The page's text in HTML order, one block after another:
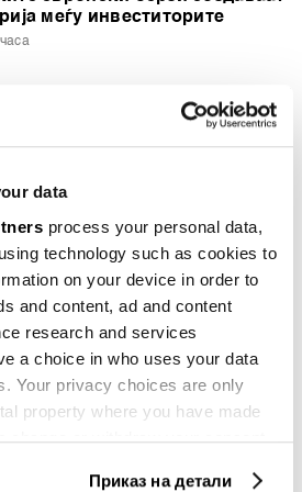
data
process your personal data,
technology such as cookies to
on your device in order to
and content, ad and content
research and services
a choice in who uses your data
Your privacy choices are only
property where you have made
change or withdraw your consent
Приказ на детали
меѓу инвеститорите
бара од одбранбените